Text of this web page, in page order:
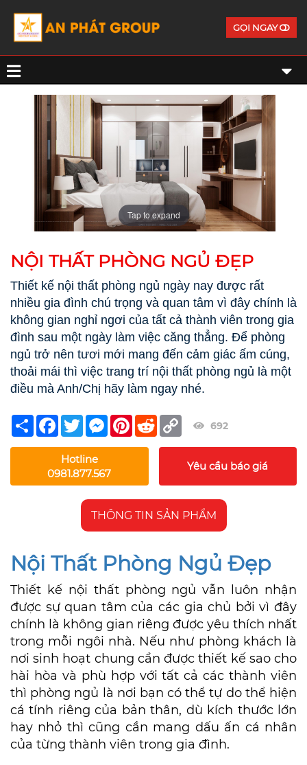
GỌI NGAY
Tap to expand
NỘI THẤT PHÒNG NGỦ ĐẸP
Thiết kế nội thất phòng ngủ ngày nay được rất
nhiều gia đình chú trọng và quan tâm vì đây chính là
không gian nghỉ ngơi của tất cả thành viên trong gia
đình sau một ngày làm việc căng thẳng. Để phòng
ngủ trở nên tươi mới mang đến cảm giác ấm cúng,
thoải mái thì việc trang trí nội thất phòng ngủ là một
điều mà Anh/Chị hãy làm ngay nhé.
Share Facebook
TwitterMessengerPinterest
Reddit Copy
Link
692
Hotline
0981.877.567
Yêu cầu báo giá
THÔNG TIN SẢN PHẨM
Nội Thất Phòng Ngủ Đẹp
Thiết kế nội thất phòng ngủ vẫn luôn nhận
được sự quan tâm của các gia chủ bởi vì đây
chính là không gian riêng được yêu thích nhất
trong mỗi ngôi nhà. Nếu như phòng khách là
nơi sinh hoạt chung cần được thiết kế sao cho
hài hòa và phù hợp với tất cả các thành viên
thì phòng ngủ là nơi bạn có thể tự do thể hiện
cá tính riêng của bản thân, dù kích thước lớn
hay nhỏ thì cũng cần mang dấu ấn cá nhân
của từng thành viên trong gia đình.